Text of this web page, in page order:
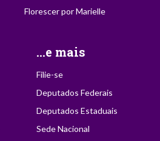
Florescer por Marielle
...e mais
Filie-se
Deputados Federais
Deputados Estaduais
Sede Nacional